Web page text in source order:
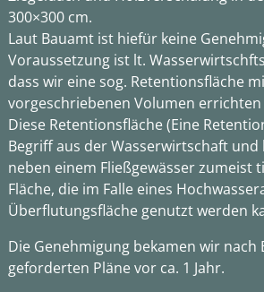
300×300 cm.
Laut Bauamt ist hiefür keine
Voraussetzung ist lt.
dass wir eine sog. Retentionsfläche
vorgeschriebenen Volumen errichten
Diese Retentionsfläche (Eine
Begriff aus der Wasserwirtschaft und
neben einem Fließgewässer zumeist
Fläche, die im Falle eines
Überflutungsfläche genutzt werden
Die Genehmigung bekamen wir nach
geforderten Pläne vor ca. 1 Jahr.